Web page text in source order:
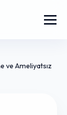
ve Ameliyatsız